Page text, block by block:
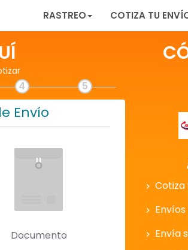
RASTREO COTIZA TU
4 5
Envío
Documento
Envía